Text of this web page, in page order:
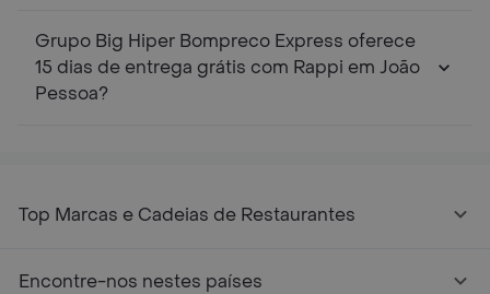
Grupo Big Hiper Bompreco Express oferece
15 dias de entrega grátis com Rappi em João
Pessoa?
Top Marcas e Cadeias de Restaurantes
Encontre-nos nestes países